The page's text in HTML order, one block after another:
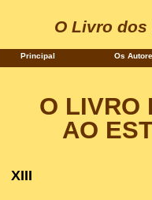
O Livro
Principal Os
O LIVRO
AO
XIII